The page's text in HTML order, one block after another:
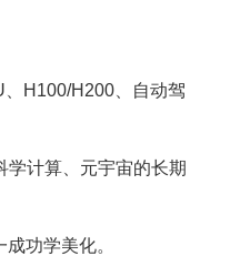
H100/H200、自动驾
学计算、元宇宙的长期
功学美化。